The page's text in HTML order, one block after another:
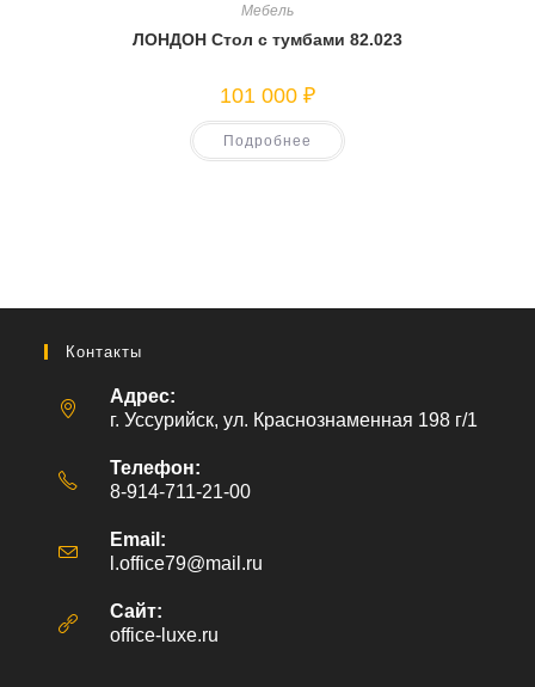
Мебель
ЛОНДОН Стол с тумбами 82.023
101 000 ₽
Подробнее
Контакты
Адрес:
г. Уссурийск, ул. Краснознаменная 198 г/1
Телефон:
8-914-711-21-00
Email:
l.office79@mail.ru
Сайт:
office-luxe.ru